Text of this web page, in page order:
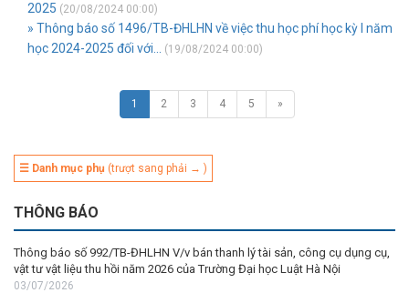
2025 (20/08/2024 00:00)
» Thông báo số 1496/TB-ĐHLHN về việc thu học phí học kỳ I năm
học 2024-2025 đối với...
(19/08/2024 00:00)
1 2 3 4 5 »
☰ Danh mục phụ (trượt sang phải → )
THÔNG BÁO
Thông báo số 992/TB-ĐHLHN V/v bán thanh lý tài sản, công cụ dụng cụ,
vật tư vật liệu thu hồi năm 2026 của Trường Đại học Luật Hà Nội
03/07/2026